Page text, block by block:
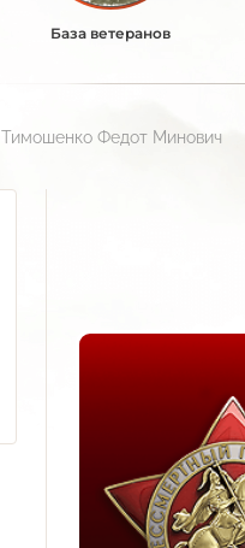
База ветеранов
Тимошенко Федот Минович